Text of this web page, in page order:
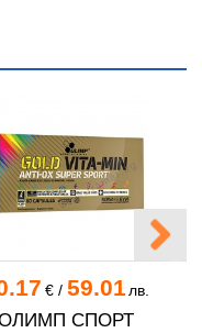
€/ 59.01 лв.
СПОРТ